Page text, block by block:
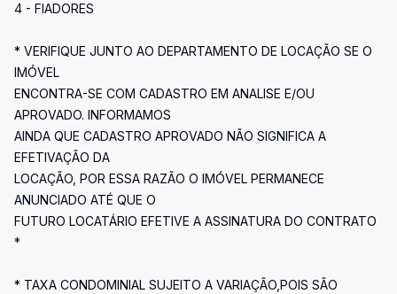
4 - FIADORES
* VERIFIQUE JUNTO AO DEPARTAMENTO DE LOCAÇÃO SE O
IMÓVEL
ENCONTRA-SE COM CADASTRO EM ANALISE E/OU
APROVADO. INFORMAMOS
AINDA QUE CADASTRO APROVADO NÃO SIGNIFICA A
EFETIVAÇÃO DA
LOCAÇÃO, POR ESSA RAZÃO O IMÓVEL PERMANECE
ANUNCIADO ATÉ QUE O
FUTURO LOCATÁRIO EFETIVE A ASSINATURA DO CONTRATO
*
* TAXA CONDOMINIAL SUJEITO A VARIAÇÃO,POIS SÃO